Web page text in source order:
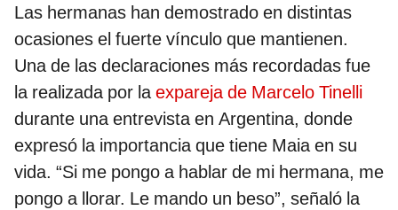
Las hermanas han demostrado en distintas
ocasiones el fuerte vínculo que mantienen.
Una de las declaraciones más recordadas fue
la realizada por la expareja de Marcelo Tinelli
durante una entrevista en Argentina, donde
expresó la importancia que tiene Maia en su
vida. “Si me pongo a hablar de mi hermana, me
pongo a llorar. Le mando un beso”, señaló la